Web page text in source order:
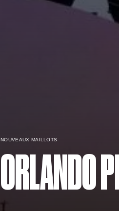
NOUVEAUX MAILLOTS
ORLANDO